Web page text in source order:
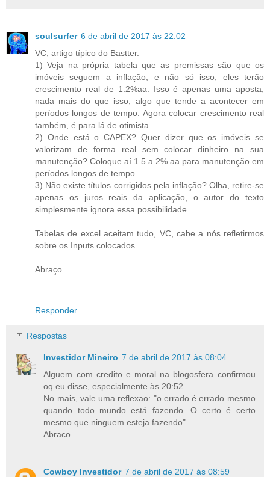
soulsurfer 6 de abril de 2017 às 22:02
VC, artigo típico do Bastter.
1) Veja na própria tabela que as premissas são que os
imóveis seguem a inflação, e não só isso, eles terão
crescimento real de 1.2%aa. Isso é apenas uma aposta,
nada mais do que isso, algo que tende a acontecer em
períodos longos de tempo. Agora colocar crescimento real
também, é para lá de otimista.
2) Onde está o CAPEX? Quer dizer que os imóveis se
valorizam de forma real sem colocar dinheiro na sua
manutenção? Coloque aí 1.5 a 2% aa para manutenção em
períodos longos de tempo.
3) Não existe títulos corrigidos pela inflação? Olha, retire-se
apenas os juros reais da aplicação, o autor do texto
simplesmente ignora essa possibilidade.
Tabelas de excel aceitam tudo, VC, cabe a nós refletirmos
sobre os Inputs colocados.
Abraço
Responder
Respostas
Investidor Mineiro 7 de abril de 2017 às 08:04
Alguem com credito e moral na blogosfera confirmou
oq eu disse, especialmente às 20:52...
No mais, vale uma reflexao: "o errado é errado mesmo
quando todo mundo está fazendo. O certo é certo
mesmo que ninguem esteja fazendo".
Abraco
Cowboy Investidor 7 de abril de 2017 às 08:59